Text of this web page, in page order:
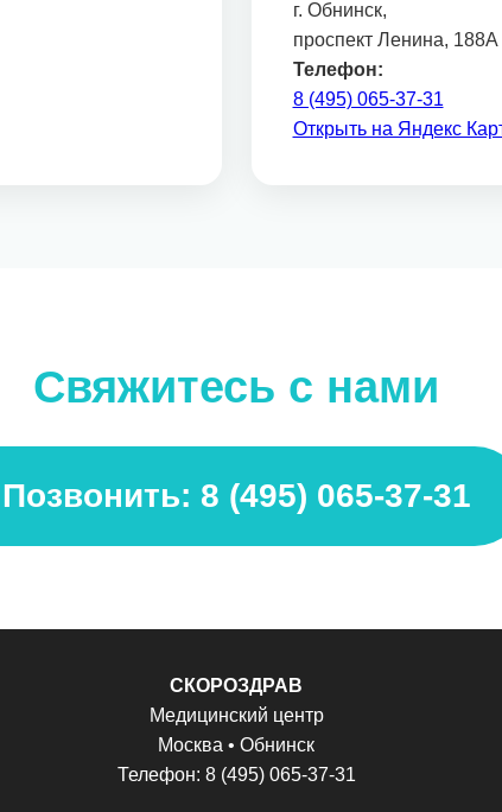
г. Обнинск,
проспект Ленина, 188А
Телефон:
8 (495) 065-37-31
Открыть на Яндекс
Свяжитесь с нами
Позвонить: 8 (495) 065-37-31
СКОРОЗДРАВ
Медицинский центр
Москва • Обнинск
Телефон: 8 (495) 065-37-31